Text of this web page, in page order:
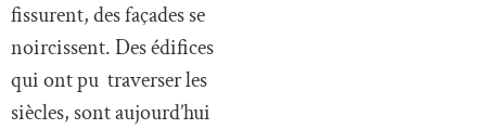
fissurent, des façades se
noircissent. Des édifices
qui ont pu traverser les
siècles, sont aujourd’hui